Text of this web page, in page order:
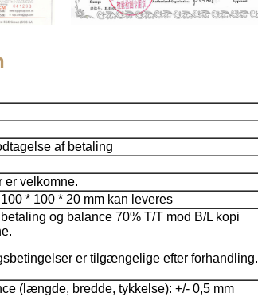
af betaling
er velkomne.
* 100 * 20 mm kan leveres
og balance 70% T/T mod B/L kopi
er tilgængelige efter forhandling.
(længde, bredde, tykkelse): +/- 0,5 mm